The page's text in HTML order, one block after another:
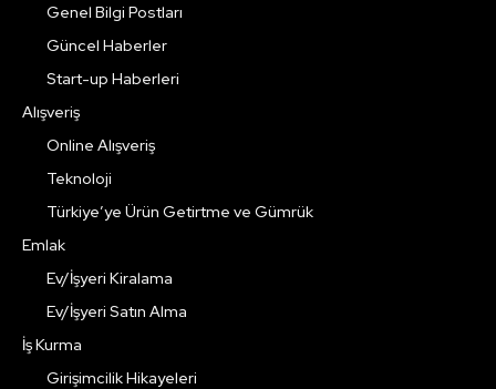
Genel Bilgi Postları
Güncel Haberler
Start-up Haberleri
Alışveriş
Online Alışveriş
Teknoloji
Türkiye’ye Ürün Getirtme ve Gümrük
Emlak
Ev/İşyeri Kiralama
Ev/İşyeri Satın Alma
İş Kurma
Girişimcilik Hikayeleri